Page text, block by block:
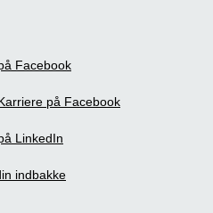
Facebook
på Facebook
LinkedIn
indbakke